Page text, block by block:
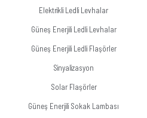
Elektrikli Ledli Levhalar
Güneş Enerjili Ledli Levhalar
Güneş Enerjili Ledli Flaşörler
Sinyalizasyon
Solar Flaşörler
Güneş Enerjili Sokak Lambası